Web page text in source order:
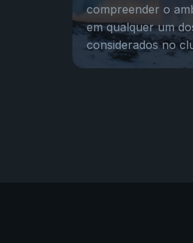
compreender o
em qualquer um
considerados no